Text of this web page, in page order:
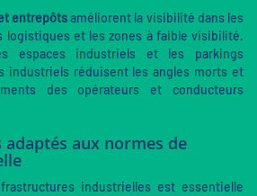
entrepôtsaméliorent la visibilité dans les
logistiques et les zones à faible visibilité.
espaces industriels et les parkings
industriels réduisent les angles morts et
des opérateurs et conducteurs
adaptés aux normes de
industrielles est essentielle